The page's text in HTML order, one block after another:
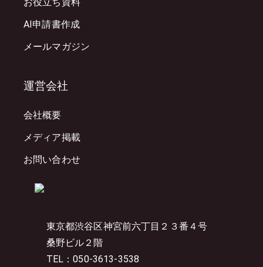
東京都渋谷区神宮前六丁目２３番４号
桑野ビル２階
TEL：050-3613-3538
AI申請書作成
メールマガジン
運営会社
会社概要
メディア掲載
お問い合わせ